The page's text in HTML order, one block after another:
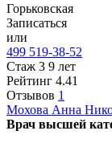
Горьковская
Записаться
или
499 519-38-52
Стаж 3 9 лет
Рейтинг 4.41
Отзывов 1
Мохова Анна
Врач высшей